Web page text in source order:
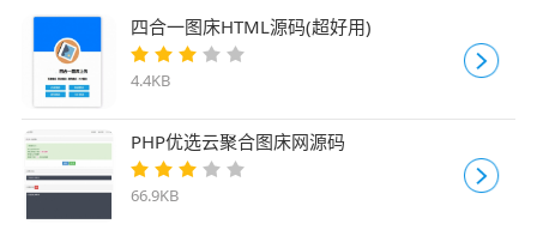
四合一图床HTML源码(超好用)
4.4KB
PHP优选云聚合图床网源码
66.9KB